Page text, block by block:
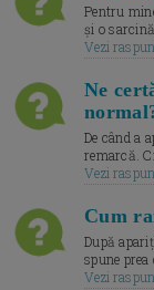
Pentru
și o
Vezi
Ne
De când a
remarcă.
Vezi
Cum
După
spune
Vezi